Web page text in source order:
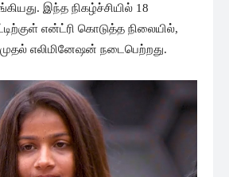
இந்த நிகழ்ச்சியில் 18
என்ட்ரி கொடுத்த நிலையில்,
முதல் எலிமினேஷன் நடைபெற்றது.